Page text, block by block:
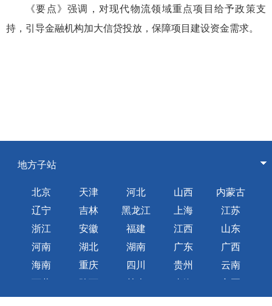
《要点》强调，对现代物流领域重点项目给予政策支
持，引导金融机构加大信贷投放，保障项目建设资金需求。
地方子站
北京 天津 河北 山西
内蒙古
辽宁
吉林 黑龙江 上海
江苏
浙江
安徽 福建 江西
山东
河南
湖北 湖南 广东
广西
海南
重庆 四川 贵州
云南